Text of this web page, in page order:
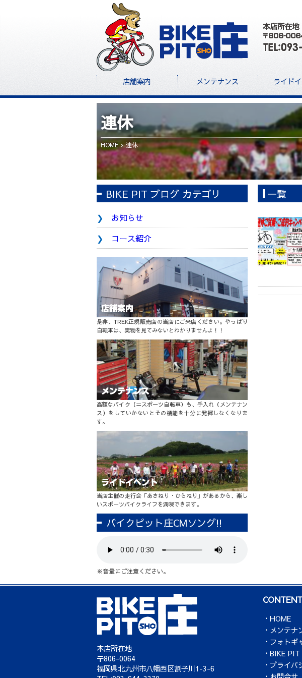
店舗案内 メンテナンス ライド
連休
HOME 連休
一覧
BIKE PIT ブログ カテゴリ
お知らせ
コース紹介
是非、TREK正規販売店の当店にご来店ください。やっぱり
自転車は、実物を見てみないとわかりませんよ！！
高額なバイク（＝スポーツ自転車）も、手入れ（メンテナン
ス）をしていかないとその機能を十分に発揮しなくなりま
す。
当店主催の走行会「あさねり・ひらねり」があるから、楽し
いスポーツバイクライフを満喫できます。
バイクピット庄CMソング!!
※音量にご注意ください。
本店所在地
〒806-0064
福岡県北九州市八幡西区割子川1-3-6
HOME
メンテナ
フォトギ
BIKE PIT
プライバ